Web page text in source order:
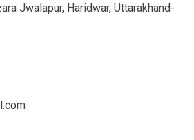
Jwalapur, Haridwar, Uttarakhand-